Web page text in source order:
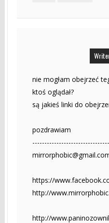
nie mogłam obejrzeć
ktoś oglądał?
są jakieś linki do
pozdrawiam
https://
http://
http://